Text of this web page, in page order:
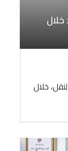
خلال